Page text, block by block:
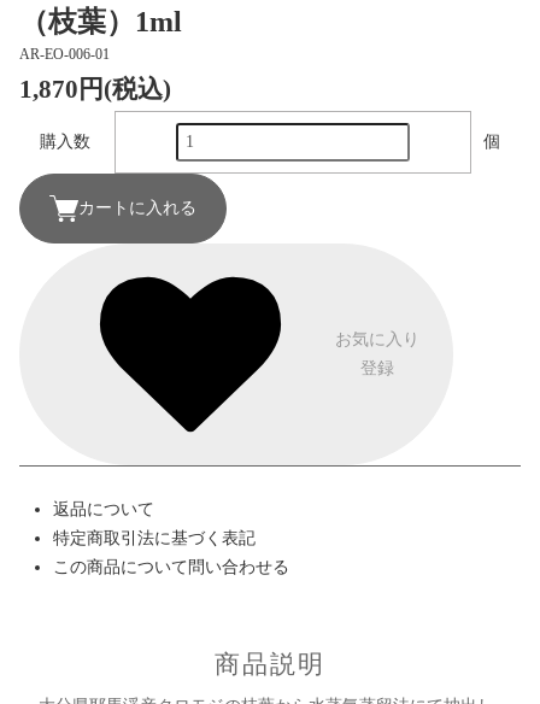
（枝葉）1ml
AR-EO-006-01
1,870円(税込)
購入数 個
カートに入れる
お気に入り
登録
返品について
特定商取引法に基づく表記
この商品について問い合わせる
商品説明